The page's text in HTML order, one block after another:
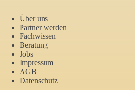
Über uns
Partner werden
Fachwissen
Beratung
Jobs
Impressum
AGB
Datenschutz